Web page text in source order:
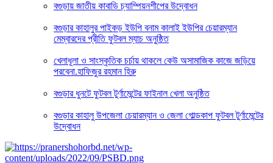
বগুড়ায় জাতীয় কাবাডি চ্যাম্পিয়নশীপের উদ্বোধন
বগুড়ার কাহালুর পাইকড় ইউপি বনাম কালাই ইউপির চেয়ারম্যান
মেম্বারদের প্রীতি ফুটবল ম্যাচ অনুষ্ঠিত
খেলাধূলা ও সাংস্কৃতিক চর্চায় থাকলে কেউ অসামাজিক কাজে জড়িয়ে
পরবেনা.হাফিজুর রহমান হিরু
বগুড়ার ধুনটে ফুটবল টুর্ণামেন্টের ফাইনাল খেলা অনুষ্ঠিত
বগুড়ার কাহালু উপজেলা চেয়ারম্যান ও জেলা গোল্ডকাপ ফুটবল টুর্ণামেন্টের
উদ্বোধন